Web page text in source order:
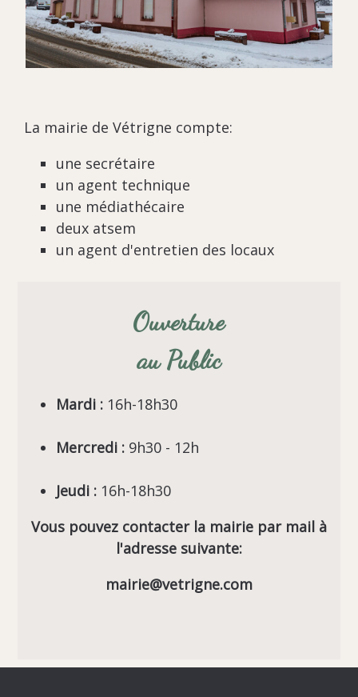
La mairie de Vétrigne compte:
une secrétaire
un agent technique
une médiathécaire
deux atsem
un agent d'entretien des locaux
Ouverture
au Public
Mardi : 16h-18h30
Mercredi : 9h30 - 12h
Jeudi : 16h-18h30
Vous pouvez contacter la mairie par mail à
l'adresse suivante:
mairie@vetrigne.com